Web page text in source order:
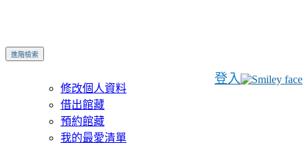
進階檢索
登入
修改個人資料
借出館藏
預約館藏
我的最愛清單